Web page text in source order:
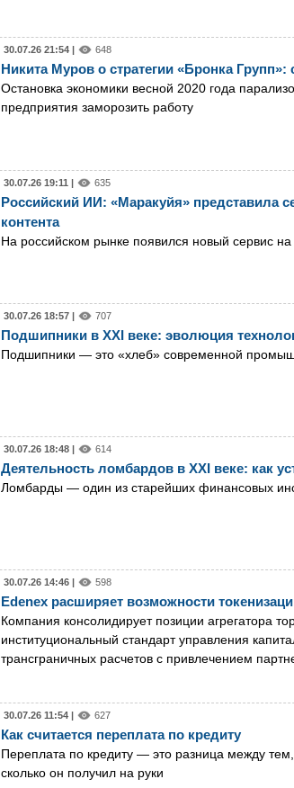
30.07.26 21:54 | 648
Никита Муров о стратегии «Бронка
Остановка экономики весной 2020 года
предприятия заморозить работу
30.07.26 19:11 | 635
Российский ИИ: «Маракуйя» представила
контента
На российском рынке появился новый сервис
30.07.26 18:57 | 707
Подшипники в XXI веке: эволюция
Подшипники — это «хлеб» современной
30.07.26 18:48 | 614
Деятельность ломбардов в XXI веке: как
Ломбарды — один из старейших финансовых
30.07.26 14:46 | 598
Edenex расширяет возможности
Компания консолидирует позиции агрегатора
институциональный стандарт управления
трансграничных расчетов с привлечением
30.07.26 11:54 | 627
Как считается переплата по кредиту
Переплата по кредиту — это разница между тем,
сколько он получил на руки